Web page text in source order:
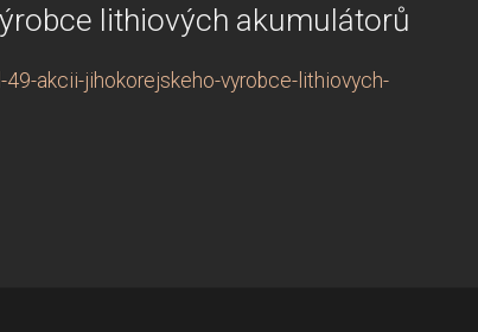
lithiových akumulátorů
akcii-jihokorejskeho-vyrobce-lithiovych-